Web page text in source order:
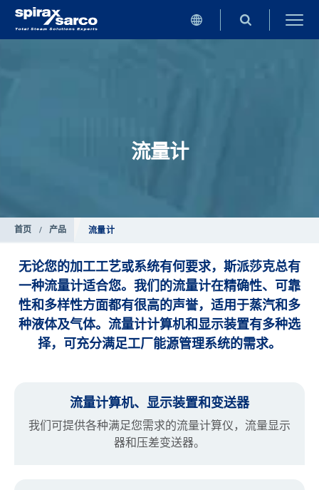
流量计
首页 / 产品 流量计
无论您的加工工艺或系统有何要求，斯派莎克总有
一种流量计适合您。我们的流量计在精确性、可靠
性和多样性方面都有很高的声誉，适用于蒸汽和多
种液体及气体。流量计计算机和显示装置有多种选
择，可充分满足工厂能源管理系统的需求。
流量计算机、显示装置和变送器
我们可提供各种满足您需求的流量计算仪，流量显示
器和压差变送器。